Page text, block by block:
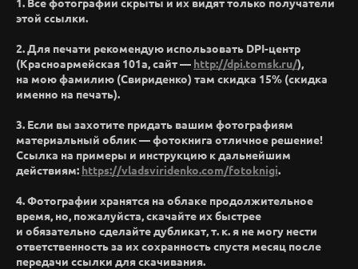
этой ссылки.
2. Для печати рекомендую использовать DPI-центр
(Красноармейская 101а, сайт — http://dpi.tomsk.ru/),
на мою фамилию (Свириденко) там скидка 15% (скидка
именно на печать).
3. Если вы захотите придать вашим фотографиям
материальный облик — фотокнига отличное решение!
Ссылка на примеры и инструкцию к дальнейшим
действиям: https://vladsviridenko.com/fotoknigi.
4. Фотографии хранятся на облаке продолжительное
время, но, пожалуйста, скачайте их быстрее
и обязательно сделайте дубликат, т. к. я не могу нести
ответственность за их сохранность спустя месяц после
передачи ссылки для скачивания.